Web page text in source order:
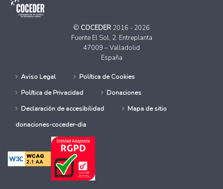
© COCEDER 2016 - 2026
Fuente El Sol, 2. Entreplanta
47009 – Valladolid
España
Aviso Legal
Política de Cookies
Política de Privacidad
Donaciones
Declaración de accesibilidad
Mapa de sitio
donaciones-coceder-dia